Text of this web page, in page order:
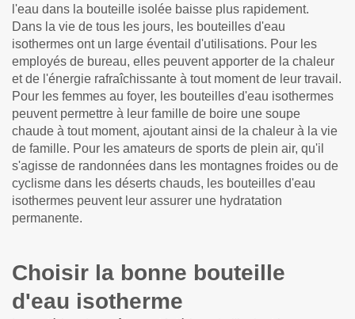
l'eau dans la bouteille isolée baisse plus rapidement.
Dans la vie de tous les jours, les bouteilles d'eau
isothermes ont un large éventail d'utilisations. Pour les
employés de bureau, elles peuvent apporter de la chaleur
et de l'énergie rafraîchissante à tout moment de leur travail.
Pour les femmes au foyer, les bouteilles d'eau isothermes
peuvent permettre à leur famille de boire une soupe
chaude à tout moment, ajoutant ainsi de la chaleur à la vie
de famille. Pour les amateurs de sports de plein air, qu'il
s'agisse de randonnées dans les montagnes froides ou de
cyclisme dans les déserts chauds, les bouteilles d'eau
isothermes peuvent leur assurer une hydratation
permanente.
Choisir la bonne bouteille
d'eau isotherme